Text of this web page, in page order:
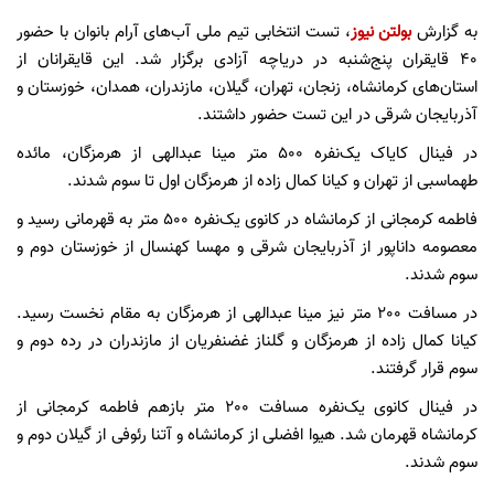
به گزارشبولتن نیوز، تست انتخابی تیم ملی آب‌های آرام بانوان با حضور
40 قایقران پنج‌شنبه در دریاچه آزادی برگزار شد. این قایقرانان از
استان‌های کرمانشاه، زنجان، تهران، گیلان، مازندران، همدان، خوزستان و
آذربایجان شرقی در این تست حضور داشتند.
در فینال کایاک یک‌نفره 500 متر مینا عبدالهی از هرمزگان، مائده
طهماسبی از تهران و کیانا کمال زاده از هرمزگان اول تا سوم شدند.
فاطمه کرمجانی از کرمانشاه در کانوی یک‌نفره 500 متر به قهرمانی رسید و
معصومه داناپور از آذربایجان شرقی و مهسا کهنسال از خوزستان دوم و
سوم شدند.
در مسافت 200 متر نیز مینا عبدالهی از هرمزگان به مقام نخست رسید.
کیانا کمال زاده از هرمزگان و گلناز غضنفریان از مازندران در رده دوم و
سوم قرار گرفتند.
در فینال کانوی یک‌نفره مسافت 200 متر بازهم فاطمه کرمجانی از
کرمانشاه قهرمان شد. هیوا افضلی از کرمانشاه و آتنا رئوفی از گیلان دوم و
سوم شدند.